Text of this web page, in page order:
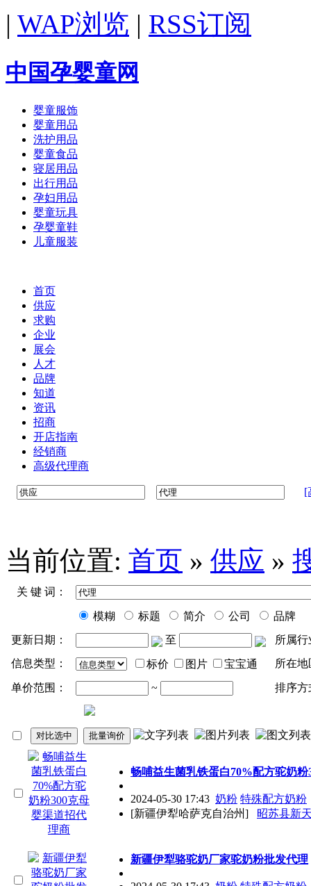
| WAP浏览 | RSS订阅
中国孕婴童网
婴童服饰
婴童用品
洗护用品
婴童食品
寝居用品
出行用品
孕妇用品
婴童玩具
孕婴童鞋
儿童服装
首页
供应
求购
企业
展会
人才
品牌
知道
资讯
招商
开店指南
经销商
高级代理商
[
当前位置: 首页 » 供应 »
关 键 词：
模糊 标题 简介 公司
品牌
更新日期：
至
所属行
信息类型：
标价 图片 宝宝通 所在地
单价范围： ~ 排序方
畅哺益生菌乳铁蛋白70%配方驼奶粉
2024-05-30 17:43 奶粉 特殊配方奶粉
[新疆伊犁哈萨克自治州]
昭苏县新
新疆伊犁骆驼奶厂家驼奶粉批发代理